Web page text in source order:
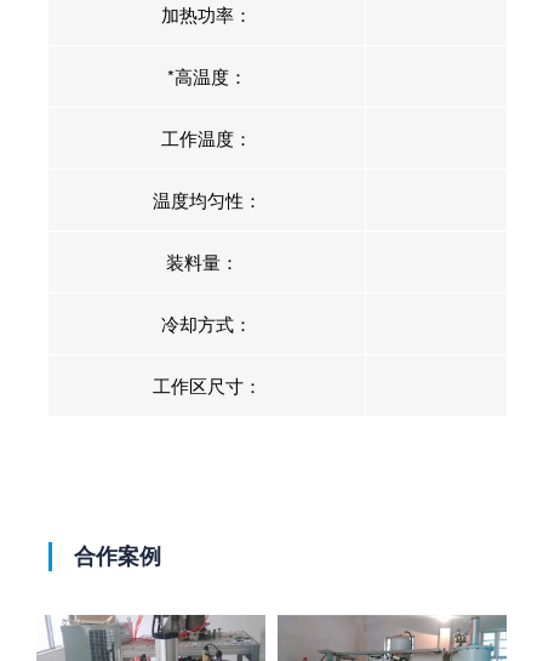
加热功率：
*高温度：
工作温度：
温度均匀性：
装料量：
冷却方式：
工作区尺寸：
合作案例